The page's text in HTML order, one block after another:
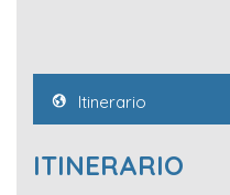
Itinerario
ITINERARIO